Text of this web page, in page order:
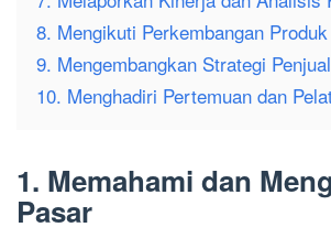
8. Mengikuti Perkembangan
9. Mengembangkan Strategi
10. Menghadiri Pertemuan dan
1. Memahami dan
Pasar